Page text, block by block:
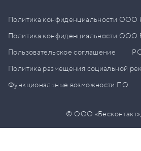
Политика конфиденциальности ООО
Политика конфиденциальности ООО
Пользовательское соглашение
Политика размещения социальной
Функциональные возможности ПО
© ООО